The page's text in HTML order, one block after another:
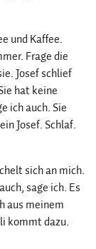
und Kaffee.
Frage die
Josef schlief
hat keine
ich auch. Sie
Josef. Schlaf.
sich an mich.
sage ich. Es
aus meinem
kommt dazu.